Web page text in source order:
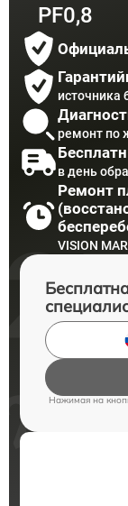
PF0,8
источника
ремонт по
в день
Ремонт
VISION
Нажимая на